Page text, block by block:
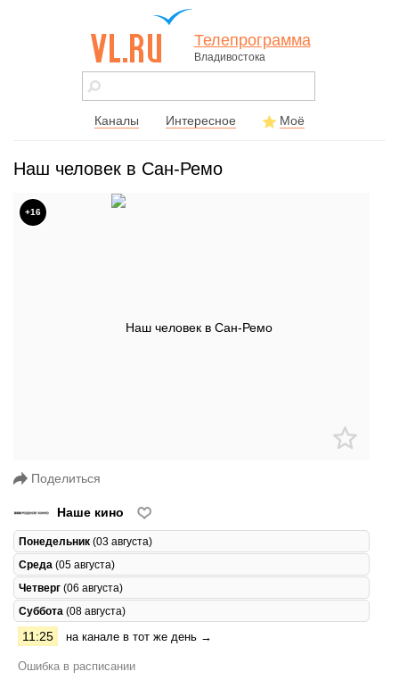
vl.ru - сайт
города
Телепрограмма
Владивостока
Каналы Интересное Моё
Наш человек в Сан-Ремо
+16
Поделиться
Наше кино
Понедельник (03 августа)
Среда (05 августа)
Четверг (06 августа)
Суббота (08 августа)
11:25 на канале в тот же день →
Ошибка в расписании